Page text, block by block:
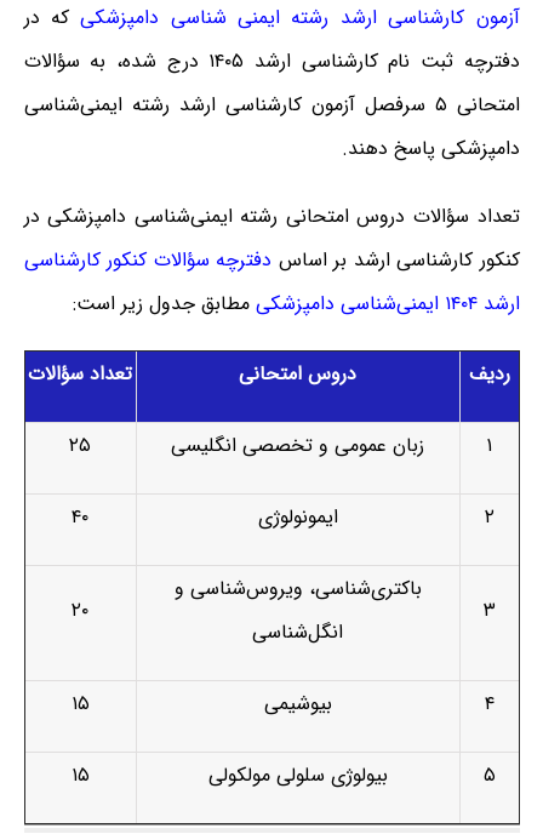
آزمون کارشناسی ارشد رشته ایمنی‌ شناسی دامپزشکیکه در
دفترچه ثبت نام کارشناسی ارشد ۱۴۰۵ درج شده، به سؤالات
امتحانی ۵ سرفصل آزمون کارشناسی ارشد رشته ایمنی‌شناسی
دامپزشکی پاسخ دهند.
تعداد سؤالات دروس امتحانی رشته ایمنی‌شناسی دامپزشکی در
کنکور کارشناسی ارشد بر اساس دفترچه سؤالات کنکور کارشناسی
ارشد ۱۴۰۴ ایمنی‌شناسی دامپزشکی
مطابق جدول زیر است:
ردیف دروس امتحانی تعداد سؤالات
۱ زبان عمومی و تخصصی انگلیسی ۲۵
۲ ایمونولوژی ۴۰
۳
باکتری‌شناسی، ویروس‌شناسی و
انگل‌شناسی
۲۰
۴ بیوشیمی ۱۵
۵ بیولوژی سلولی مولکولی ۱۵